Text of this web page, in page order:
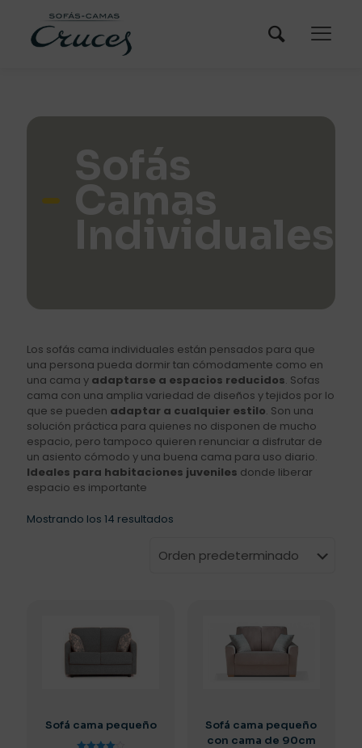
Sofás
Camas
Individuales
Los sofás cama individuales están pensados para que
una persona pueda dormir tan cómodamente como en
una cama y adaptarse a espacios reducidos. Sofas
cama con una amplia variedad de diseños y tejidos por lo
que se pueden adaptar a cualquier estilo. Son una
solución práctica para quienes no disponen de mucho
espacio, pero tampoco quieren renunciar a disfrutar de
un asiento cómodo y una buena cama para uso diario.
Ideales para habitaciones juveniles donde liberar
espacio es importante
Mostrando los 14 resultados
Sofá cama pequeño
Sofá cama pequeño
con cama de 90cm